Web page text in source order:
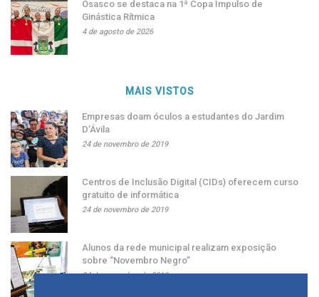
Osasco se destaca na 1ª Copa Impulso de
Ginástica Rítmica
4 de agosto de 2026
MAIS VISTOS
Empresas doam óculos a estudantes do Jardim
D’Ávila
24 de novembro de 2019
Centros de Inclusão Digital (CIDs) oferecem curso
gratuito de informática
24 de novembro de 2019
Alunos da rede municipal realizam exposição
sobre “Novembro Negro”
24 de novembro de 2019